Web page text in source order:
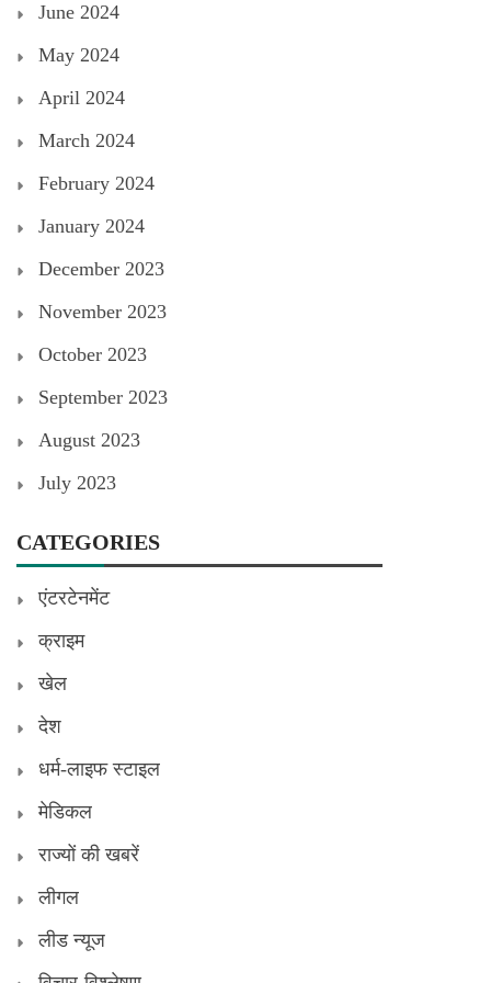
June 2024
May 2024
April 2024
March 2024
February 2024
January 2024
December 2023
November 2023
October 2023
September 2023
August 2023
July 2023
CATEGORIES
एंटरटेनमेंट
क्राइम
खेल
देश
धर्म-लाइफ स्टाइल
मेडिकल
राज्यों की खबरें
लीगल
लीड न्यूज